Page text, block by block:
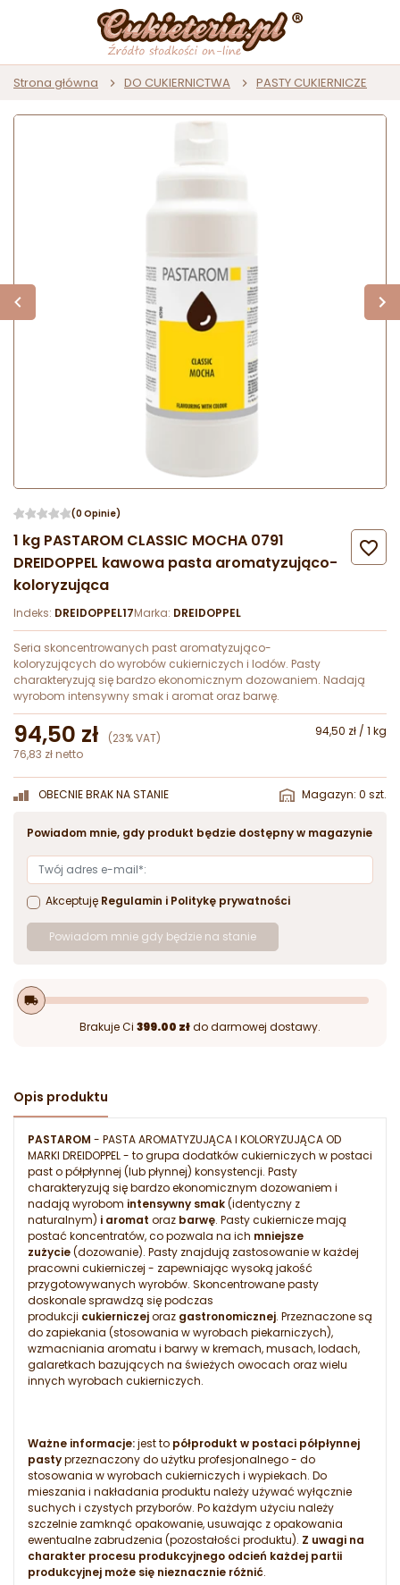
Strona główna DO CUKIERNICTWA PASTY CUKIERNICZE
(0 Opinie)
1 kg PASTAROM CLASSIC MOCHA 0791
DREIDOPPEL kawowa pasta aromatyzująco-
koloryzująca

Indeks: DREIDOPPEL17Marka: DREIDOPPEL
Seria skoncentrowanych past aromatyzująco-
koloryzujących do wyrobów cukierniczych i lodów. Pasty
charakteryzują się bardzo ekonomicznym dozowaniem. Nadają
wyrobom intensywny smak i aromat oraz barwę.
94,50 zł (23% VAT)
94,50 zł / 1 kg
76,83 zł netto
OBECNIE BRAK NA STANIE Magazyn: 0 szt.
Powiadom mnie, gdy produkt będzie dostępny w magazynie
Akceptuję Regulamin i Politykę prywatności
Powiadom mnie gdy będzie na stanie
local_shipping
Brakuje Ci 399.00 złdo darmowej dostawy.
Opis produktu
PASTAROM - PASTA AROMATYZUJĄCA I KOLORYZUJĄCA OD
MARKI DREIDOPPEL - to grupa dodatków cukierniczych w postaci
past o półpłynnej (lub płynnej) konsystencji. Pasty
charakteryzują się bardzo ekonomicznym dozowaniem i
nadają wyrobom intensywny smak(identyczny z
naturalnym) i aromat oraz barwę. Pasty cukiernicze mają
postać koncentratów, co pozwala na ich mniejsze
zużycie(dozowanie). Pasty znajdują zastosowanie w każdej
pracowni cukierniczej - zapewniając wysoką jakość
przygotowywanych wyrobów. Skoncentrowane pasty
doskonale sprawdzą się podczas
produkcji cukierniczejoraz gastronomicznej. Przeznaczone są
do zapiekania (stosowania w wyrobach piekarniczych),
wzmacniania aromatu i barwy w kremach, musach, lodach,
galaretkach bazujących na świeżych owocach oraz wielu
innych wyrobach cukierniczych.
Ważne informacje:jest to półprodukt w postaci półpłynnej
pastyprzeznaczony do użytku profesjonalnego - do
stosowania w wyrobach cukierniczych i wypiekach. Do
mieszania i nakładania produktu należy używać wyłącznie
suchych i czystych przyborów. Po każdym użyciu należy
szczelnie zamknąć opakowanie, usuwając z opakowania
ewentualne zabrudzenia (pozostałości produktu). Z uwagi na
charakter procesu produkcyjnego odcień każdej partii
produkcyjnej może się nieznacznie różnić.